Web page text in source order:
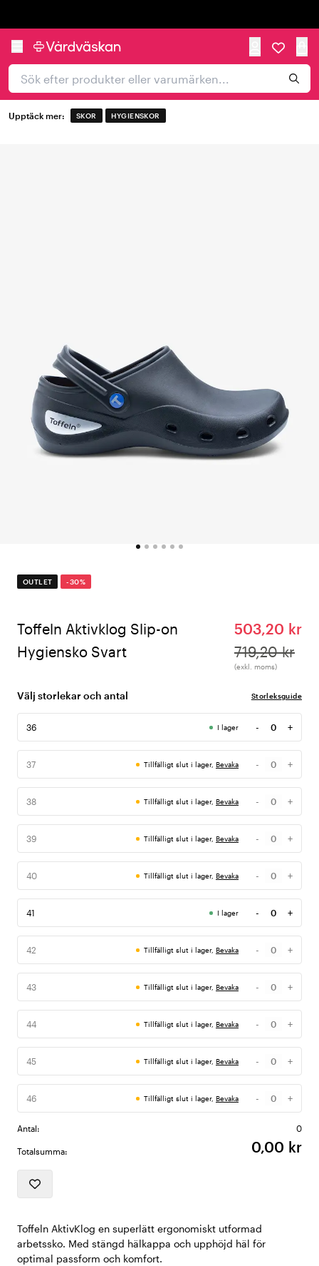
Upptäck mer: SKOR HYGIENSKOR
OUTLET -30%
Toffeln Aktivklog Slip-on
Hygiensko Svart
503,20 kr
719,20 kr
(exkl. moms)
Välj storlekar och antal Storleksguide
36 I lager -
Antal
+
37 Tillfälligt slut i lager, Bevaka -
Antal
+
38 Tillfälligt slut i lager, Bevaka -
Antal
+
39 Tillfälligt slut i lager, Bevaka -
Antal
+
40 Tillfälligt slut i lager, Bevaka -
Antal
+
41 I lager -
Antal
+
42 Tillfälligt slut i lager, Bevaka -
Antal
+
43 Tillfälligt slut i lager, Bevaka -
Antal
+
44 Tillfälligt slut i lager, Bevaka -
Antal
+
45 Tillfälligt slut i lager, Bevaka -
Antal
+
46 Tillfälligt slut i lager, Bevaka -
Antal
+
Antal: 0
Totalsumma: 0,00 kr
Toffeln AktivKlog en superlätt ergonomiskt utformad
arbetssko. Med stängd hälkappa och upphöjd häl för
optimal passform och komfort.